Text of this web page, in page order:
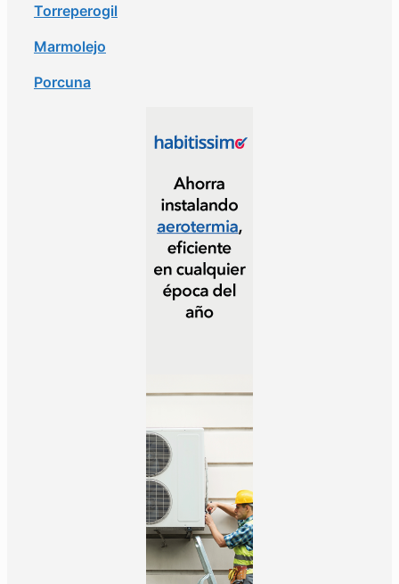
Torreperogil
Marmolejo
Porcuna